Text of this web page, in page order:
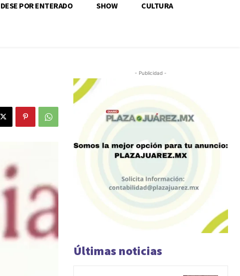
DESE POR ENTERADO SHOW CULTURA
- Publicidad -
Últimas noticias